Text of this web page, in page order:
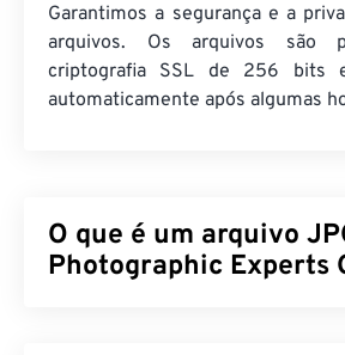
Garantimos a segurança e a
arquivos. Os arquivos são
criptografia SSL de 256 bits
automaticamente após algumas
O que é um arquivo
Photographic Experts